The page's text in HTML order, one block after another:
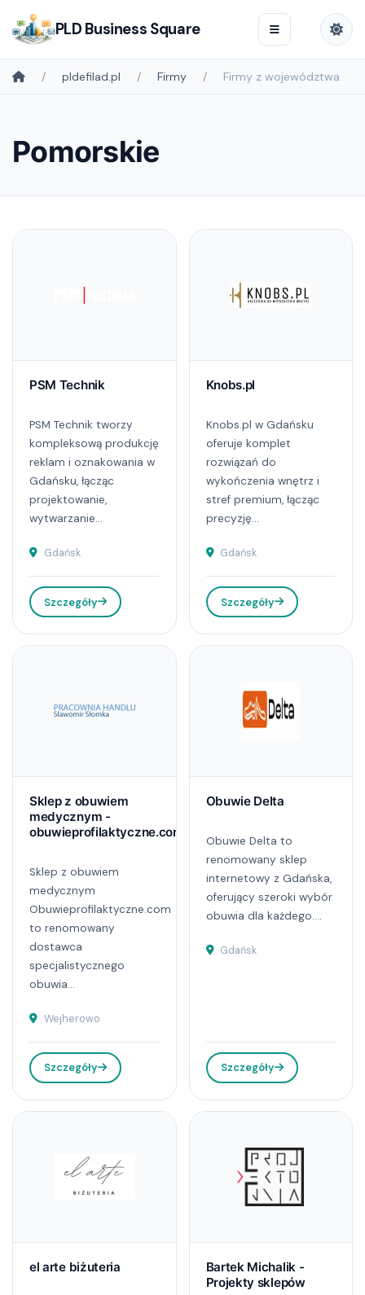
PLD Business Square
pldefilad.pl Firmy Firmy z województwa
Pomorskie
PSM Technik
PSM Technik tworzy
kompleksową produkcję
reklam i oznakowania w
Gdańsku, łącząc
projektowanie,
wytwarzanie...
Gdańsk
Szczegóły
Knobs.pl
Knobs.pl w Gdańsku
oferuje komplet
rozwiązań do
wykończenia wnętrz i
stref premium, łącząc
precyzję...
Gdańsk
Szczegóły
Sklep z obuwiem
medycznym -
obuwieprofilaktyczne.com
Sklep z obuwiem
medycznym
Obuwieprofilaktyczne.com
to renomowany
dostawca
specjalistycznego
obuwia...
Wejherowo
Szczegóły
Obuwie Delta
Obuwie Delta to
renomowany sklep
internetowy z Gdańska,
oferujący szeroki wybór
obuwia dla każdego....
Gdańsk
Szczegóły
el arte biżuteria
Bartek Michalik -
Projekty sklepów